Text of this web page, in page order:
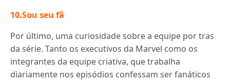
10.Sou seu fã
Por último, uma curiosidade sobre a equipe por tras
da série. Tanto os executivos da Marvel como os
integrantes da equipe criativa, que trabalha
diariamente nos episódios confessam ser fanáticos